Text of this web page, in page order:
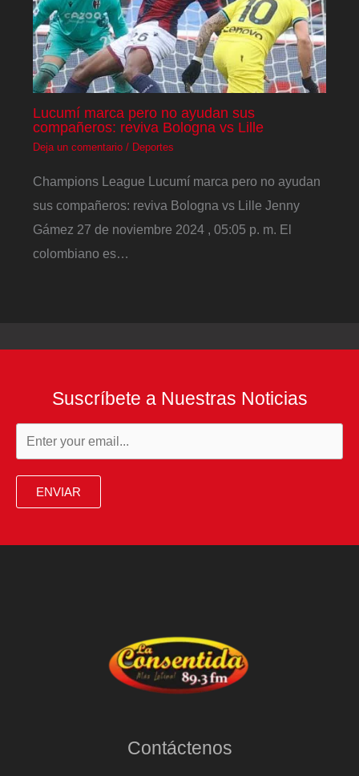
Lucumí marca pero no ayudan sus
compañeros: reviva Bologna vs Lille
Deja un comentario / Deportes
Champions League Lucumí marca pero no ayudan
sus compañeros: reviva Bologna vs Lille Jenny
Gámez 27 de noviembre 2024 , 05:05 p. m. El
colombiano es…
Suscríbete a Nuestras Noticias
ENVIAR
Contáctenos